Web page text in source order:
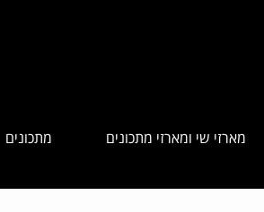
מארזי שי ומארזי מתכונים מתכונים